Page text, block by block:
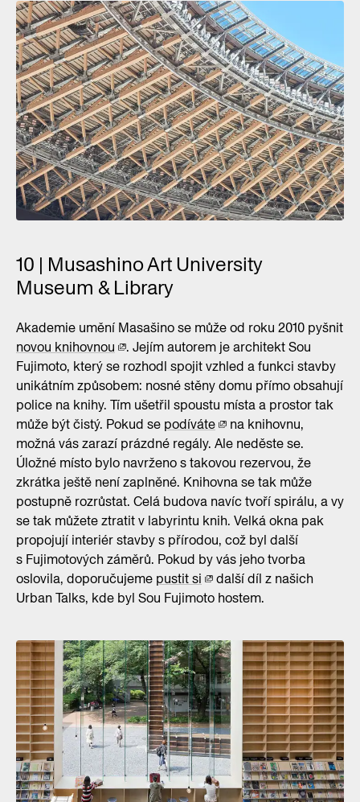
10 | Musashino Art University
Museum & Library
Akademie umění Masašino se může od roku 2010 pyšnit
novou knihovnou
. Jejím autorem je architekt Sou
Fujimoto, který se rozhodl spojit vzhled a funkci stavby
unikátním způsobem: nosné stěny domu přímo obsahují
police na knihy. Tím ušetřil spoustu místa a prostor tak
může být čistý. Pokud se podíváte
na knihovnu,
možná vás zarazí prázdné regály. Ale neděste se.
Úložné místo bylo navrženo s takovou rezervou, že
zkrátka ještě není zaplněné. Knihovna se tak může
postupně rozrůstat. Celá budova navíc tvoří spirálu, a vy
se tak můžete ztratit v labyrintu knih. Velká okna pak
propojují interiér stavby s přírodou, což byl další
s Fujimotových záměrů. Pokud by vás jeho tvorba
oslovila, doporučujeme pustit si
další díl z našich
Urban Talks, kde byl Sou Fujimoto hostem.